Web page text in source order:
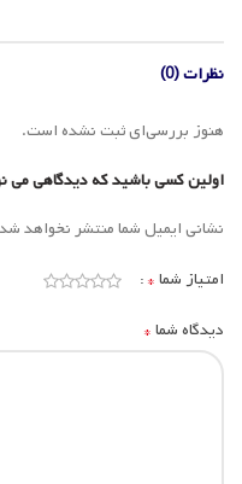
نظرات (0)
هنوز بررسی‌ای ثبت نشده است.
اولین کسی باشید که دیدگاهی می
نشانی ایمیل شما منتشر نخواهد
امتیاز شما*
دیدگاه شما*